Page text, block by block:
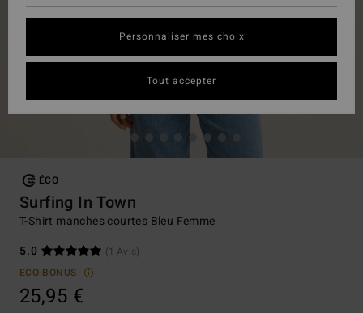
ÉCO
Surfing In Town
T-Shirt manches courtes Bleu Femme
5.0
(1 Avis)
ECO-BONUS
25,95 €
Personnaliser mes choix
Tout accepter